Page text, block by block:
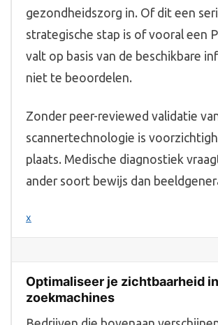
gezondheidszorg in. Of dit een
strategische stap is of vooral een
valt op basis van de beschikbare
niet te beoordelen.
Zonder peer-reviewed validatie
scannertechnologie is
plaats. Medische diagnostiek
ander soort bewijs dan
x
Optimaliseer je zichtbaarheid
zoekmachines